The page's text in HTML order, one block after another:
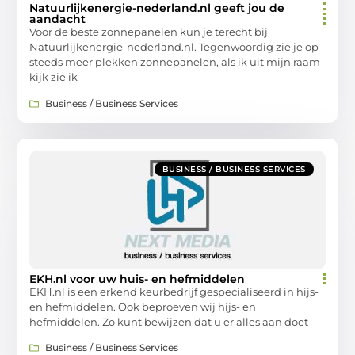
Natuurlijkenergie-nederland.nl geeft jou de
aandacht
Voor de beste zonnepanelen kun je terecht bij
Natuurlijkenergie-nederland.nl. Tegenwoordig zie je op
steeds meer plekken zonnepanelen, als ik uit mijn raam
kijk zie ik
Business / Business Services
BUSINESS / BUSINESS SERVICES
EKH.nl voor uw huis- en hefmiddelen
EKH.nl is een erkend keurbedrijf gespecialiseerd in hijs-
en hefmiddelen. Ook beproeven wij hijs- en
hefmiddelen. Zo kunt bewijzen dat u er alles aan doet
Business / Business Services